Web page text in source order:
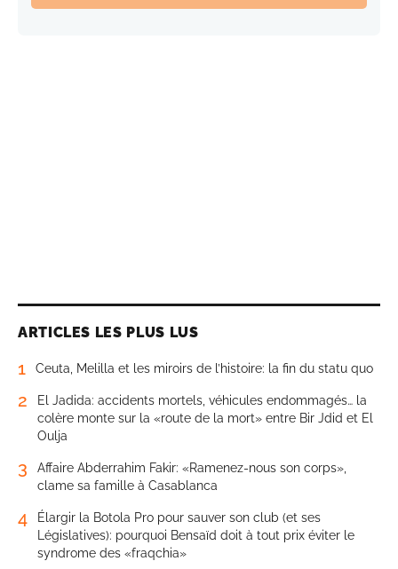
ARTICLES LES PLUS LUS
1 Ceuta, Melilla et les miroirs de l’histoire: la fin du statu quo
2
El Jadida: accidents mortels, véhicules endommagés… la
colère monte sur la «route de la mort» entre Bir Jdid et El
Oulja
3
Affaire Abderrahim Fakir: «Ramenez-nous son corps»,
clame sa famille à Casablanca
4
Élargir la Botola Pro pour sauver son club (et ses
Législatives): pourquoi Bensaïd doit à tout prix éviter le
syndrome des «fraqchia»